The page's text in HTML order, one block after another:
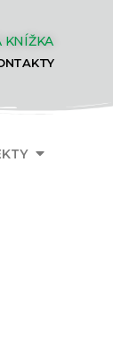
KNÍŽKA